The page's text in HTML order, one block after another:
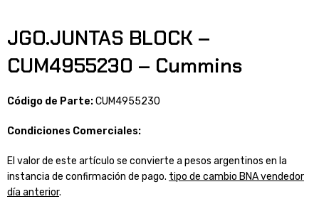
JGO.JUNTAS BLOCK –
CUM4955230 – Cummins
Código de Parte:CUM4955230
Condiciones Comerciales:
El valor de este artículo se convierte a pesos argentinos en la
instancia de confirmación de pago. tipo de cambio BNA vendedor
día anterior.